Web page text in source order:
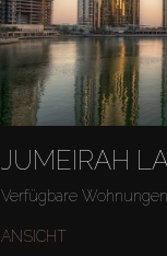
JUMEIRAH
Verfügbare
ANSICHT